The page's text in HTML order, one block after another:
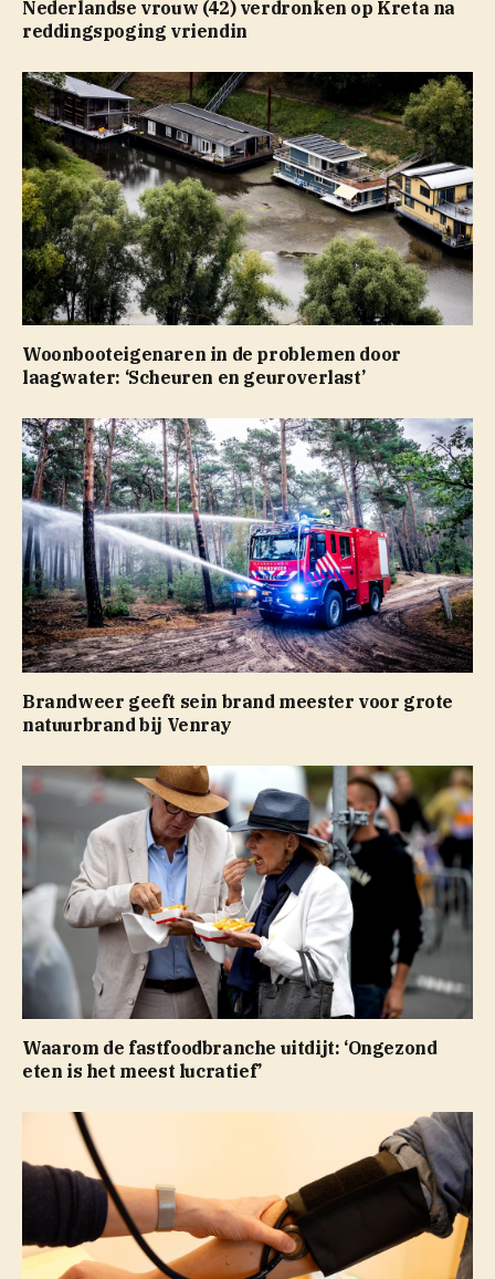
Nederlandse vrouw (42) verdronken op Kreta na
reddingspoging vriendin
Woonbooteigenaren in de problemen door
laagwater: ‘Scheuren en geuroverlast’
Brandweer geeft sein brand meester voor grote
natuurbrand bij Venray
Waarom de fastfoodbranche uitdijt: ‘Ongezond
eten is het meest lucratief’